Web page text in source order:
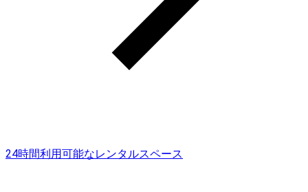
24時間利用可能なレンタルスペース